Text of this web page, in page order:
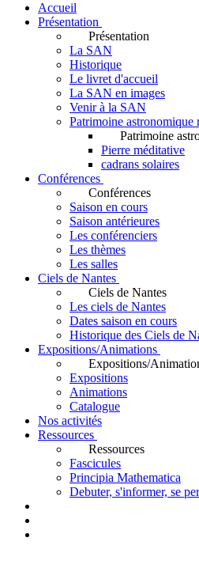
Accueil
Présentation
Présentation
La SAN
Historique
Le livret d'accueil
La SAN en images
Venir à la SAN
Patrimoine astronomique
Patrimoine
Pierre méditative
cadrans solaires
Conférences
Conférences
Saison en cours
Saison antérieures
Les conférenciers
Les thèmes
Les salles
Ciels de Nantes
Ciels de Nantes
Les ciels de Nantes
Dates saison en cours
Historique des Ciels de
Expositions/Animations
Expositions/
Expositions
Animations
Catalogue
Nos activités
Ressources
Ressources
Fascicules
Principia Mathematica
Debuter, s'informer, se